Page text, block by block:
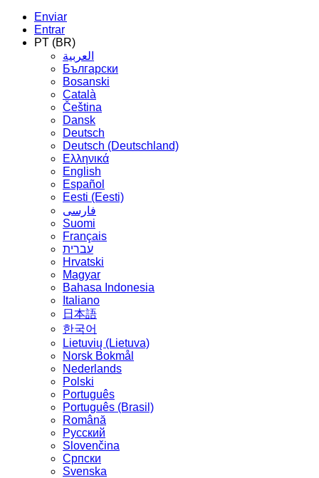
Enviar
Entrar
PT (BR)
العربية
Български
Bosanski
Сatalà
Čeština
Dansk
Deutsch
Deutsch (Deutschland)
Ελληνικά
English
Español
Eesti (Eesti)
فارسی
Suomi
Français
עברית
Hrvatski
Magyar
Bahasa Indonesia
Italiano
日本語
한국어
Lietuvių (Lietuva)
‪Norsk Bokmål‬
Nederlands
Polski
Português
Português (Brasil)
Română
Русский
Slovenčina
Српски
Svenska